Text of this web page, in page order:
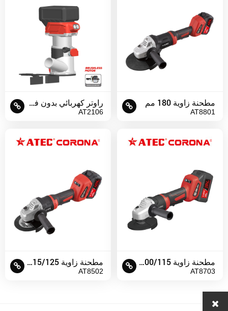
راوتر كهربائي بدون فرش 6 مم
AT2106
مطحنة زاوية 180 مم
AT8801
مطحنة زاوية 115/125 مم
AT8502
مطحنة زاوية 100/115 مم
AT8703